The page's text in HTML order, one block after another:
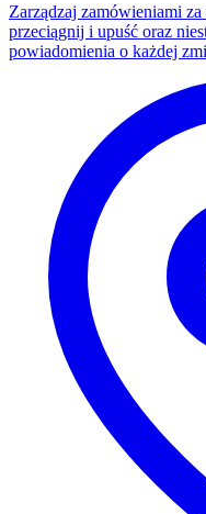
Zarządzaj zamówieniami
przeciągnij i upuść oraz
powiadomienia o każdej